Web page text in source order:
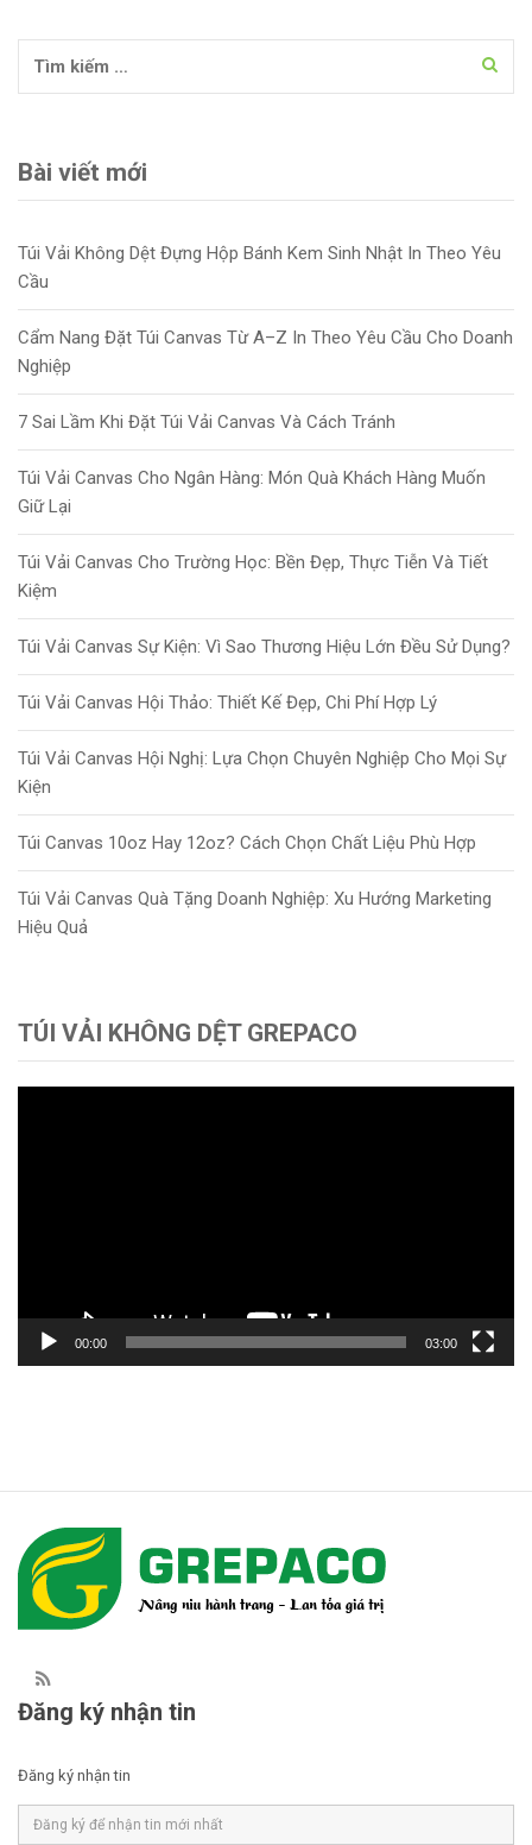
Tìm kiếm cho:
Bài viết mới
Túi Vải Không Dệt Đựng Hộp Bánh Kem Sinh Nhật In Theo Yêu
Cầu
Cẩm Nang Đặt Túi Canvas Từ A–Z In Theo Yêu Cầu Cho Doanh
Nghiệp
7 Sai Lầm Khi Đặt Túi Vải Canvas Và Cách Tránh
Túi Vải Canvas Cho Ngân Hàng: Món Quà Khách Hàng Muốn
Giữ Lại
Túi Vải Canvas Cho Trường Học: Bền Đẹp, Thực Tiễn Và Tiết
Kiệm
Túi Vải Canvas Sự Kiện: Vì Sao Thương Hiệu Lớn Đều Sử Dụng?
Túi Vải Canvas Hội Thảo: Thiết Kế Đẹp, Chi Phí Hợp Lý
Túi Vải Canvas Hội Nghị: Lựa Chọn Chuyên Nghiệp Cho Mọi Sự
Kiện
Túi Canvas 10oz Hay 12oz? Cách Chọn Chất Liệu Phù Hợp
Túi Vải Canvas Quà Tặng Doanh Nghiệp: Xu Hướng Marketing
Hiệu Quả
TÚI VẢI KHÔNG DỆT GREPACO
00:00 03:00
Đăng ký nhận tin
Đăng ký nhận tin